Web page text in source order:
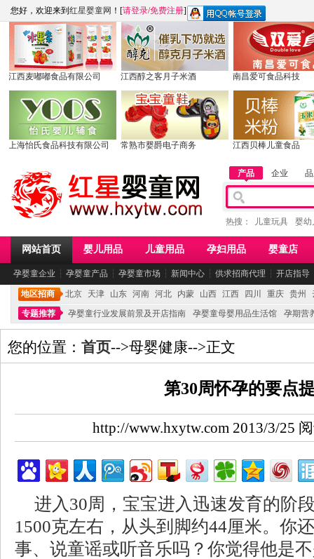
您好，欢迎来到 红星婴童网 ！[请登录/免费注册]
江西麦嘟嘟食品有限公司 江西醇之客月子米酒 南昌爱可食品科技
上海怡氏食品科技有限公司 常熟市婴爵电子商务 江西贝棒儿童食品
产品 企业
热搜： 儿童玩具 婴幼
网站首页 婴儿用品 儿童用品 孕妇用品 婴童店
孕婴童企业 ┆ 孕婴童产品 ┆ 孕婴童市场 ┆ 新闻中心 ┆ 供求招商代理 ┆ 开店指导
地区招商 北京 天津 山东 河南 河北 内蒙 山西 江西 四川 重庆 贵州
专题推荐
孕婴童行业发展前景及开店指南 孕婴童母婴用品生活馆 孕期营
您的位置： 首页-->母婴健康-->正文
第30周怀孕的要点
http://www.hxytw.com 2013/3/25
进入30周，宝宝进入迅速发育的阶
1500克左右，从头到脚约44厘米。你
事、说童谣或听音乐吗？你觉得他是